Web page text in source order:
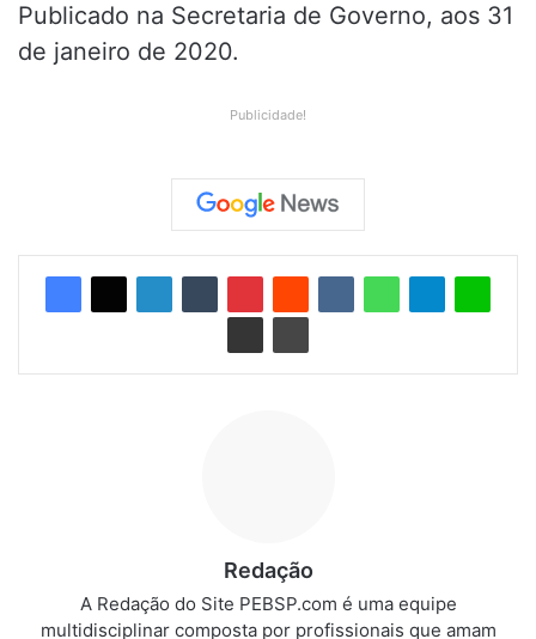
Publicado na Secretaria de Governo, aos 31
de janeiro de 2020.
Publicidade!
Redação
A Redação do Site PEBSP.com é uma equipe
multidisciplinar composta por profissionais que amam